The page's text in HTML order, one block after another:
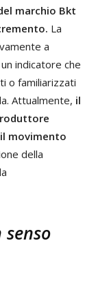
marchio Bkt
La
a
indicatore che
o familiarizzati
Attualmente, il
movimento
della